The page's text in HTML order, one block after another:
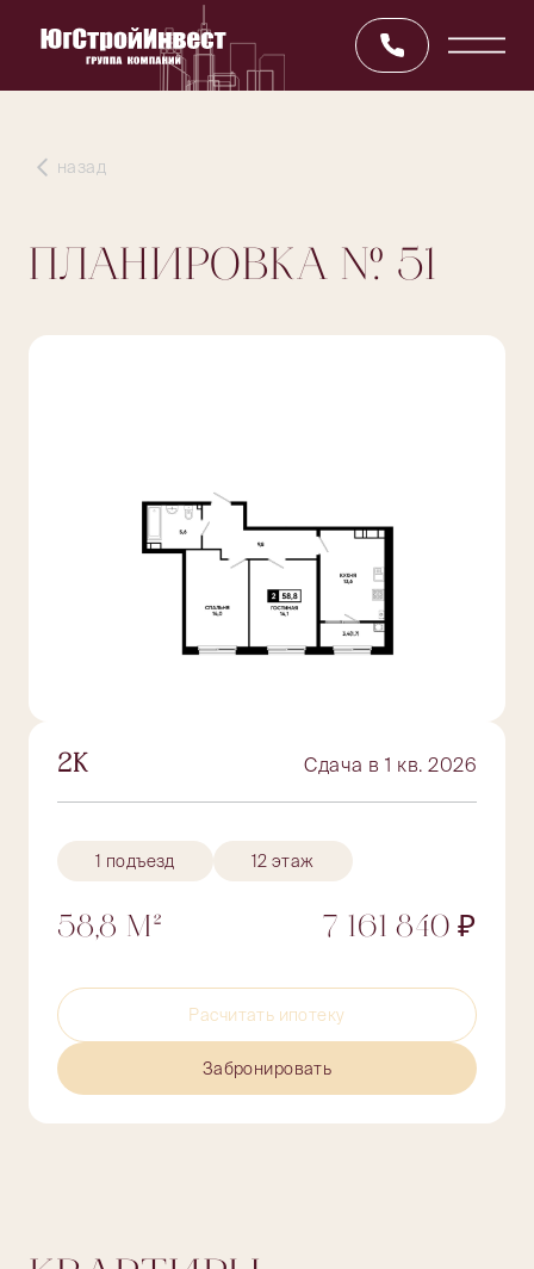
назад
ПЛАНИРОВКА № 51
2К Сдача в 1 кв. 2026
1 подъезд 12 этаж
58,8 М² 7 161 840 ₽
Расчитать ипотеку
Забронировать